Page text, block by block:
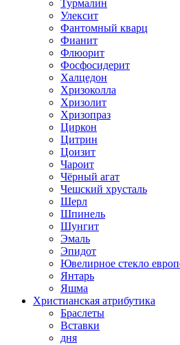
Турмалин
Улексит
Фантомный кварц
Фианит
Флюорит
Фосфосидерит
Халцедон
Хризоколла
Хризолит
Хризопраз
Циркон
Цитрин
Цоизит
Чароит
Чёрный агат
Чешский хрусталь
Шерл
Шпинель
Шунгит
Эмаль
Эпидот
Ювелирное стекло
Янтарь
Яшма
Христианская атрибутика
Браслеты
Вставки
дня